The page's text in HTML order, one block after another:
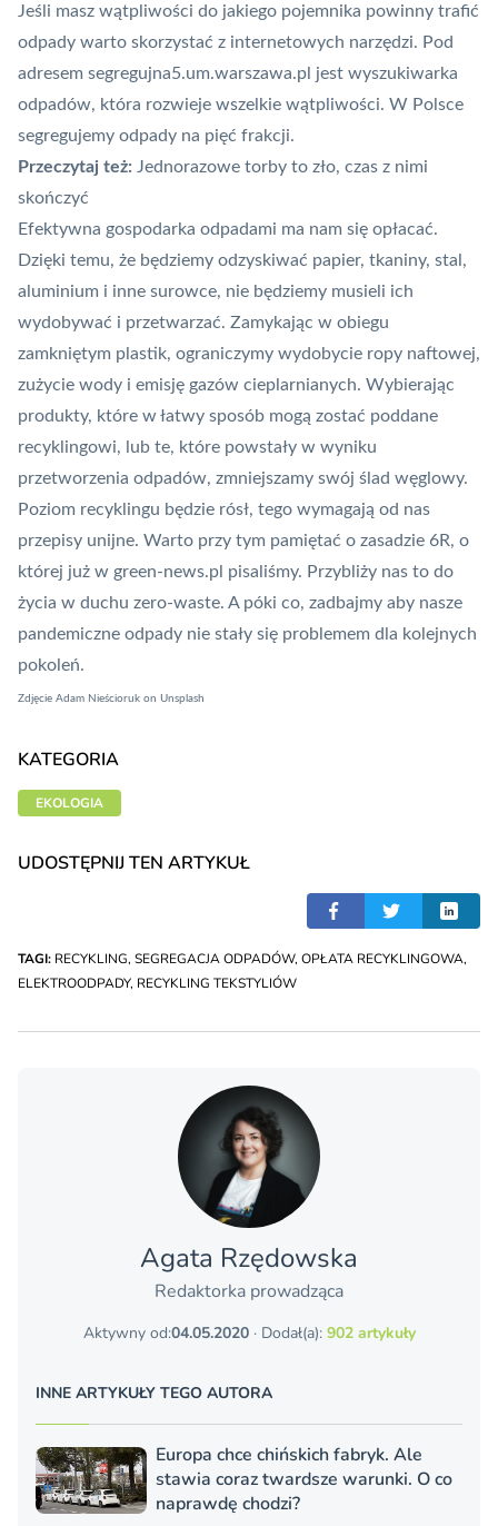
Jeśli masz wątpliwości do jakiego pojemnika powinny trafić
odpady warto skorzystać z internetowych narzędzi. Pod
adresem segregujna5.um.warszawa.pl jest wyszukiwarka
odpadów, która rozwieje wszelkie wątpliwości. W Polsce
segregujemy odpady na pięć frakcji.
Przeczytaj też: Jednorazowe torby to zło, czas z nimi
skończyć
Efektywna gospodarka odpadami ma nam się opłacać.
Dzięki temu, że będziemy odzyskiwać papier, tkaniny, stal,
aluminium i inne surowce, nie będziemy musieli ich
wydobywać i przetwarzać. Zamykając w obiegu
zamkniętym plastik, ograniczymy wydobycie ropy naftowej,
zużycie wody i emisję gazów cieplarnianych. Wybierając
produkty, które w łatwy sposób mogą zostać poddane
recyklingowi, lub te, które powstały w wyniku
przetworzenia odpadów, zmniejszamy swój ślad węglowy.
Poziom recyklingu będzie rósł, tego wymagają od nas
przepisy unijne. Warto przy tym pamiętać o zasadzie 6R, o
której już w green-news.pl pisaliśmy. Przybliży nas to do
życia w duchu zero-waste. A póki co, zadbajmy aby nasze
pandemiczne odpady nie stały się problemem dla kolejnych
pokoleń.
Zdjęcie Adam Nieścioruk on Unsplash
KATEGORIA
EKOLOGIA
UDOSTĘPNIJ TEN ARTYKUŁ
TAGI: RECYKLING, SEGREGACJA ODPADÓW, OPŁATA RECYKLINGOWA,
ELEKTROODPADY, RECYKLING TEKSTYLIÓW
Agata Rzędowska
Redaktorka prowadząca
Aktywny od:04.05.2020· Dodał(a): 902 artykuły
INNE ARTYKUŁY TEGO AUTORA
Europa chce chińskich fabryk. Ale
stawia coraz twardsze warunki. O co
naprawdę chodzi?